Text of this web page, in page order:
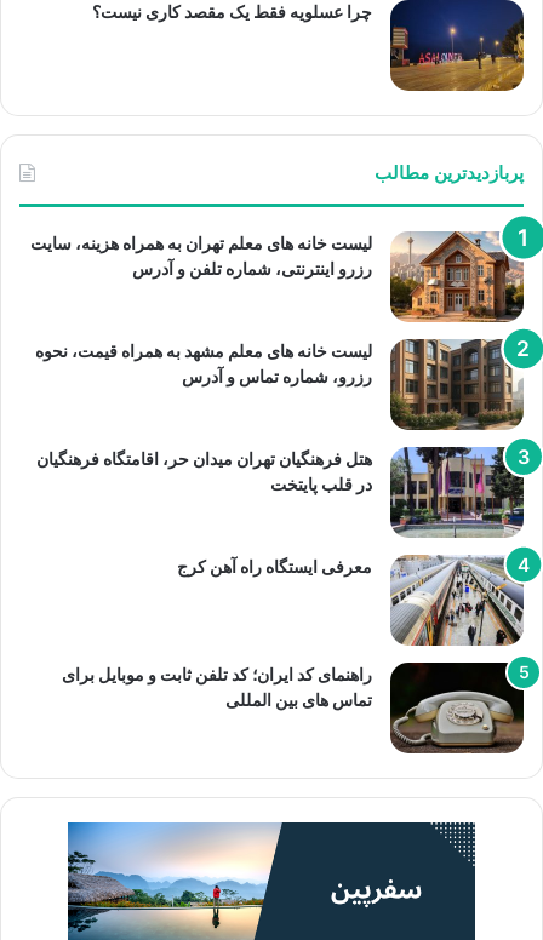
چرا عسلویه فقط یک مقصد کاری نیست؟
پربازدیدترین مطالب
لیست خانه های معلم تهران به همراه هزینه، سایت
رزرو اینترنتی، شماره تلفن و آدرس
لیست خانه های معلم مشهد به همراه قیمت، نحوه
رزرو، شماره تماس و آدرس
هتل فرهنگیان تهران میدان حر، اقامتگاه فرهنگیان
در قلب پایتخت
معرفی ایستگاه راه آهن کرج
راهنمای کد ایران؛ کد تلفن ثابت و موبایل برای
تماس های بین المللی